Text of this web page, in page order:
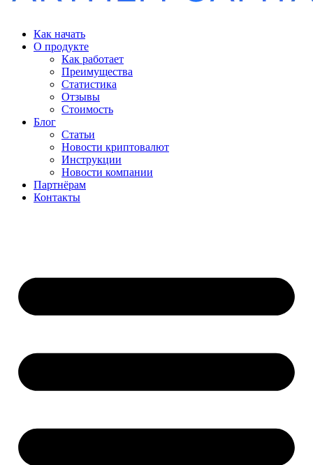
Как начать
О продукте
Как работает
Преимущества
Статистика
Отзывы
Стоимость
Блог
Статьи
Новости криптовалют
Инструкции
Новости компании
Партнёрам
Контакты